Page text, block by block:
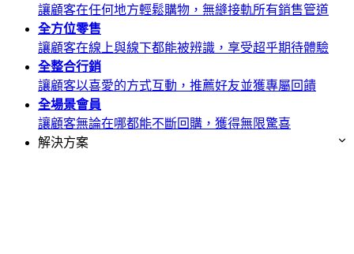
讓顧客在任何地方輕鬆購物，無縫接軌所有銷售管道
全方位零售
讓顧客在線上與線下都能被辨識，享受超乎期待體驗
全整合行銷
讓顧客以喜愛的方式互動，推薦好友並獲專屬回饋
全場景會員
讓顧客無論在哪都能不斷回購，獲得無限驚喜
解決方案